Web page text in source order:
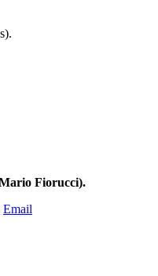
Fiorucci).
Email